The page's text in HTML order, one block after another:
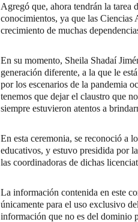
Agregó que, ahora tendrán la tarea
conocimientos, ya que las Ciencias
crecimiento de muchas
En su momento, Sheila Shadaí
generación diferente, a la que le
por los escenarios de la pandemia
tenemos que dejar el claustro que
siempre estuvieron atentos a
En esta ceremonia, se reconoció a
educativos, y estuvo presidida por
las coordinadoras de dichas
La información contenida en este
únicamente para el uso exclusivo
información que no es del dominio